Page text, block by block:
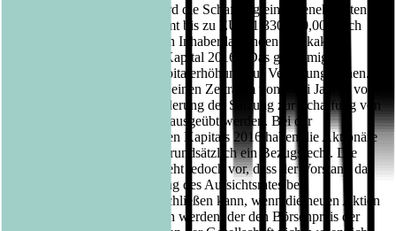
Der Hauptversammlung wird die Schaffung eines genehmigten
Kapitals 2016 über insgesamt bis zu EUR 1.330.000,00 durch
Ausgabe von neuen, auf den Inhaber lautenden Stückaktien
vorschlagen (genehmigtes Kapital 2016). Das genehmigte
Kapital 2016 soll als Barkapitalerhöhung zur Verfügung stehen.
Die Ermächtigung kann für einen Zeitraum von zwei Jahren vom
Tag der Eintragung der Änderung der Satzung zur Schaffung von
genehmigtem Kapital 2016 ausgeübt werden. Bei der
Ausnutzung des genehmigten Kapitals 2016 haben die Aktionäre
bei Barkapitalerhöhungen grundsätzlich ein Bezugsrecht. Die
beantragte Ermächtigung sieht jedoch vor, dass der Vorstand das
Bezugsrecht mit Zustimmung des Aufsichtsrates bei
Barkapitalerhöhungen ausschließen kann, wenn die neuen Aktien
zu einem Betrag ausgegeben werden, der den Börsenpreis der